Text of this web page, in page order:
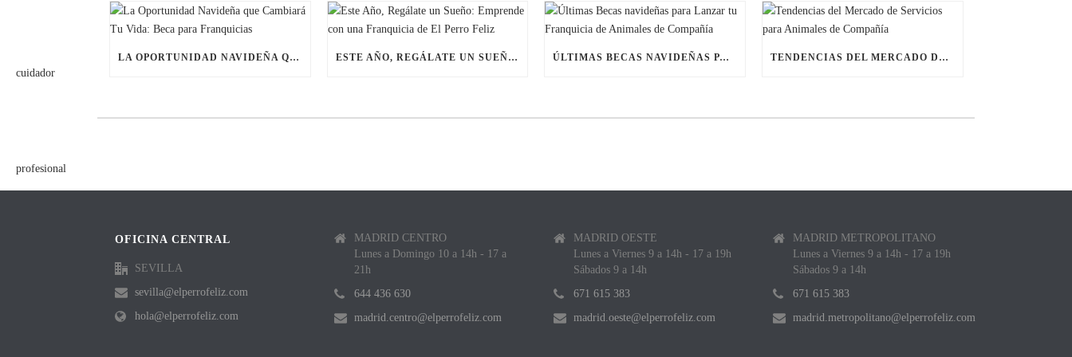
LA OPORTUNIDAD NAVIDEÑA QUE CAMBIARÁ TU VIDA: BECA PARA FRANQUICIAS ESTE AÑO, REGÁLATE UN SUEÑO: EMPRENDE CON UNA FRANQUICIA DE EL PERRO FELIZ ÚLTIMAS BECAS NAVIDEÑAS PARA LANZAR TU FRANQUICIA DE ANIMALES DE COMPAÑÍA TENDENCIAS DEL MERCADO DE SERVICIOS PARA ANIMALES DE COMPAÑÍA
OFICINA CENTRAL
SEVILLA
sevilla@elperrofeliz.com
hola@elperrofeliz.com
MADRID CENTRO
Lunes a Domingo 10 a 14h - 17 a
21h
644 436 630
madrid.centro@elperrofeliz.com
MADRID OESTE
Lunes a Viernes 9 a 14h - 17 a 19h
Sábados 9 a 14h
671 615 383
madrid.oeste@elperrofeliz.com
MADRID METROPOLITANO
Lunes a Viernes 9 a 14h - 17 a 19h
Sábados 9 a 14h
671 615 383
madrid.metropolitano@elperrofeliz.com